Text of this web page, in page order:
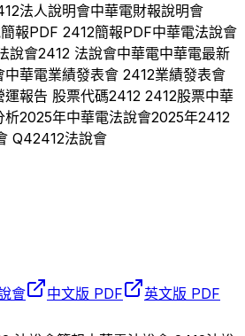
法人說明會中華電財報說明會
簡報PDF 2412簡報PDF中華電法說會
說會2412 法說會中華電中華電最新
中華電業績發表會 2412業績發表會
運報告 股票代碼2412 2412股票中華
析2025年中華電法說會2025年2412
Q42412法說會
會 中文版 PDF
英文版 PDF